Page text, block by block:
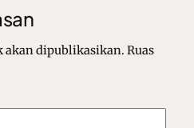
akan dipublikasikan. Ruas